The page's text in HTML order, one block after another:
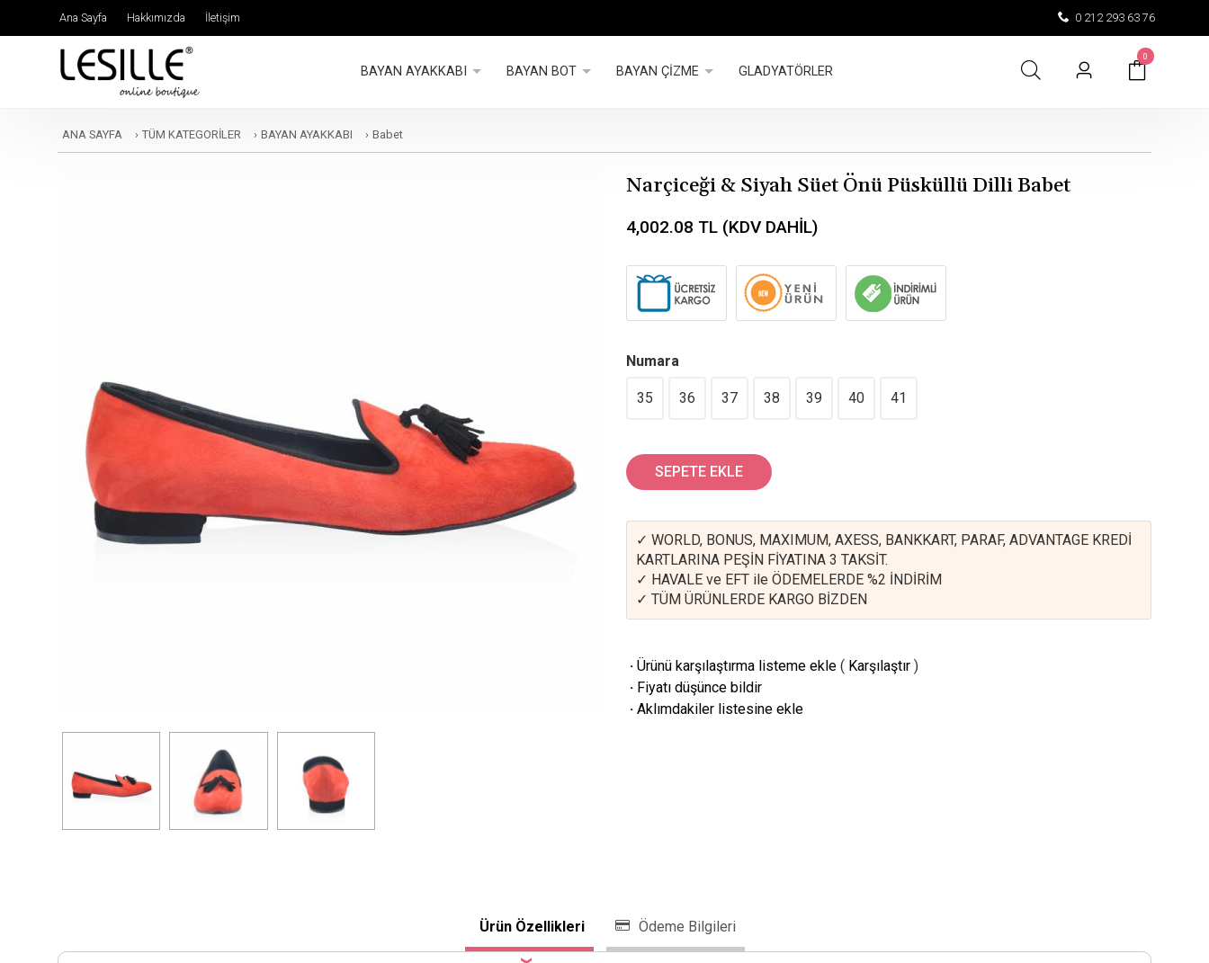
Ana Sayfa Hakkımızda İletişim 0 212 293 63 76
BAYAN AYAKKABI BAYAN BOT BAYAN ÇİZME GLADYATÖRLER
0
ANA SAYFA › TÜM KATEGORİLER › BAYAN AYAKKABI › Babet
Narçiceği & Siyah Süet Önü Püsküllü Dilli Babet
4,002.08 TL (KDV DAHİL)
Numara
35 36 37 38 39 40 41
SEPETE EKLE
✓ WORLD, BONUS, MAXIMUM, AXESS, BANKKART, PARAF, ADVANTAGE KREDİ
KARTLARINA PEŞİN FİYATINA 3 TAKSİT.
✓ HAVALE ve EFT ile ÖDEMELERDE %2 İNDİRİM
✓ TÜM ÜRÜNLERDE KARGO BİZDEN
·Ürünü karşılaştırma listeme ekle ( Karşılaştır )
· Fiyatı düşünce bildir
·Aklımdakiler listesine ekle
Ürün Özellikleri Ödeme Bilgileri